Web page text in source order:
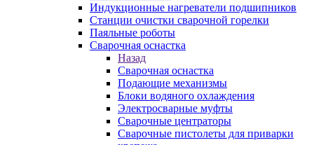
Индукционные нагреватели подшипников
Станции очистки сварочной горелки
Паяльные роботы
Сварочная оснастка
Назад
Сварочная оснастка
Подающие механизмы
Блоки водяного охлаждения
Электросварные муфты
Сварочные центраторы
Сварочные пистолеты для приварки